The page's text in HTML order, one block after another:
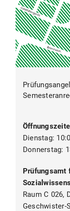
Dienstag:
Donnerstag:
Prüfungsamt
Raum C 026,
Geschwister-